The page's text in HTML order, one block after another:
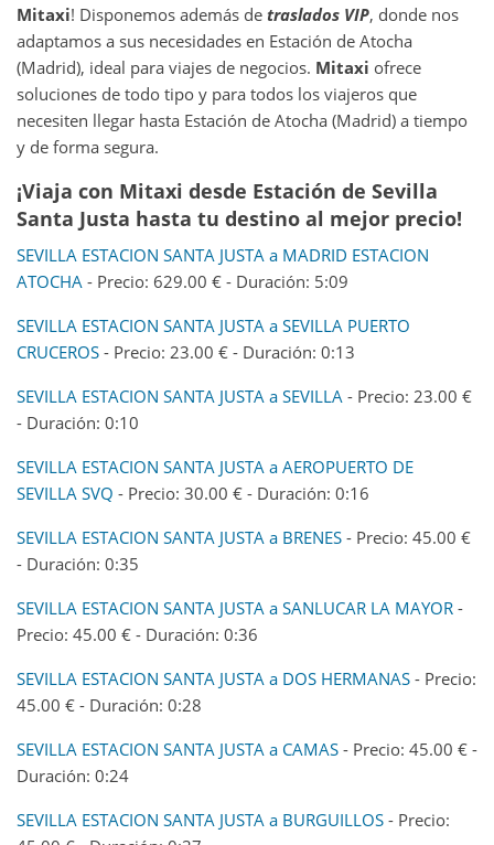
Mitaxi! Disponemos además de traslados VIP, donde nos
adaptamos a sus necesidades en Estación de Atocha
(Madrid), ideal para viajes de negocios. Mitaxi ofrece
soluciones de todo tipo y para todos los viajeros que
necesiten llegar hasta Estación de Atocha (Madrid) a tiempo
y de forma segura.
¡Viaja con Mitaxi desde Estación de Sevilla
Santa Justa hasta tu destino al mejor precio!
SEVILLA ESTACION SANTA JUSTA a MADRID ESTACION
ATOCHA - Precio: 629.00 € - Duración: 5:09
SEVILLA ESTACION SANTA JUSTA a SEVILLA PUERTO
CRUCEROS - Precio: 23.00 € - Duración: 0:13
SEVILLA ESTACION SANTA JUSTA a SEVILLA - Precio: 23.00 €
- Duración: 0:10
SEVILLA ESTACION SANTA JUSTA a AEROPUERTO DE
SEVILLA SVQ - Precio: 30.00 € - Duración: 0:16
SEVILLA ESTACION SANTA JUSTA a BRENES - Precio: 45.00 €
- Duración: 0:35
SEVILLA ESTACION SANTA JUSTA a SANLUCAR LA MAYOR -
Precio: 45.00 € - Duración: 0:36
SEVILLA ESTACION SANTA JUSTA a DOS HERMANAS - Precio:
45.00 € - Duración: 0:28
SEVILLA ESTACION SANTA JUSTA a CAMAS - Precio: 45.00 € -
Duración: 0:24
SEVILLA ESTACION SANTA JUSTA a BURGUILLOS - Precio: